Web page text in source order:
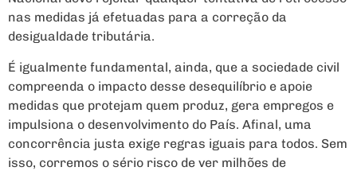
nas medidas já efetuadas para a correção da
desigualdade tributária.
É igualmente fundamental, ainda, que a sociedade civil
compreenda o impacto desse desequilíbrio e apoie
medidas que protejam quem produz, gera empregos e
impulsiona o desenvolvimento do País. Afinal, uma
concorrência justa exige regras iguais para todos. Sem
isso, corremos o sério risco de ver milhões de